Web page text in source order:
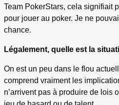
Team PokerStars, cela signifiait
pour jouer au poker. Je ne
chance.
Légalement, quelle est la
On est un peu dans le flou
comprend vraiment les
n’arrivent pas à produire de lois